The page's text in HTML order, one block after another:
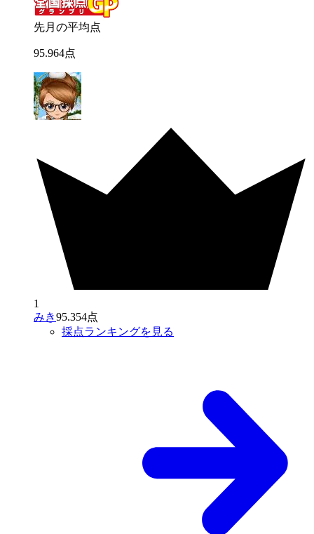
先月の平均点
95.964点
1
みき95.354点
採点ランキングを見る